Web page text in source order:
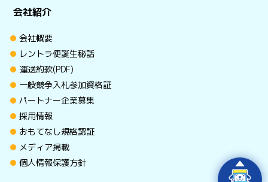
会社紹介
会社概要
レントラ便誕生秘話
運送約款(PDF)
一般競争入札参加資格証
パートナー企業募集
採用情報
おもてなし規格認証
メディア掲載
個人情報保護方針